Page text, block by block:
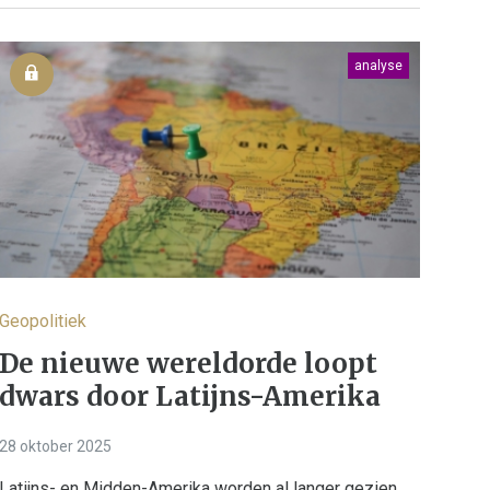
analyse
nieuwe wereldorde loopt
door Latijns-Amerika
oktober 2025